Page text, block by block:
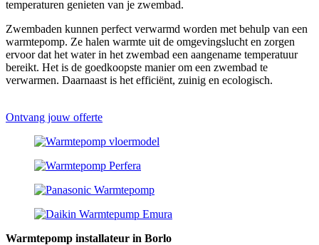
temperaturen genieten van je zwembad.
Zwembaden kunnen perfect verwarmd worden met behulp van een
warmtepomp. Ze halen warmte uit de omgevingslucht en zorgen
ervoor dat het water in het zwembad een aangename temperatuur
bereikt. Het is de goedkoopste manier om een zwembad te
verwarmen. Daarnaast is het efficiënt, zuinig en ecologisch.
Ontvang jouw offerte
Warmtepomp installateur in Borlo